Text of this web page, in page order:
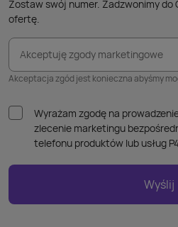
Zostaw swój numer. Zadzwonimy do
ofertę.
Akceptuję zgody marketingowe
Akceptacja zgód jest konieczna abyśmy
Wyrażam zgodę na
zlecenie marketingu
telefonu produktów lub usług
Wyślij